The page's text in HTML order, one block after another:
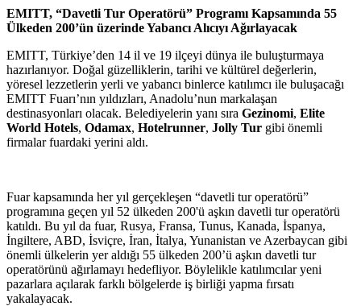
EMITT, “Davetli Tur Operatörü” Programı Kapsamında 55
Ülkeden 200’ün üzerinde Yabancı Alıcıyı Ağırlayacak
EMITT, Türkiye’den 14 il ve 19 ilçeyi dünya ile buluşturmaya
hazırlanıyor. Doğal güzelliklerin, tarihi ve kültürel değerlerin,
yöresel lezzetlerin yerli ve yabancı binlerce katılımcı ile buluşacağı
EMITT Fuarı’nın yıldızları, Anadolu’nun markalaşan
destinasyonları olacak. Belediyelerin yanı sıra Gezinomi, Elite
World Hotels, Odamax, Hotelrunner, Jolly Tur gibi önemli
firmalar fuardaki yerini aldı.
Fuar kapsamında her yıl gerçekleşen “davetli tur operatörü”
programına geçen yıl 52 ülkeden 200'ü aşkın davetli tur operatörü
katıldı. Bu yıl da fuar, Rusya, Fransa, Tunus, Kanada, İspanya,
İngiltere, ABD, İsviçre, İran, İtalya, Yunanistan ve Azerbaycan gibi
önemli ülkelerin yer aldığı 55 ülkeden 200’ü aşkın davetli tur
operatörünü ağırlamayı hedefliyor. Böylelikle katılımcılar yeni
pazarlara açılarak farklı bölgelerde iş birliği yapma fırsatı
yakalayacak.